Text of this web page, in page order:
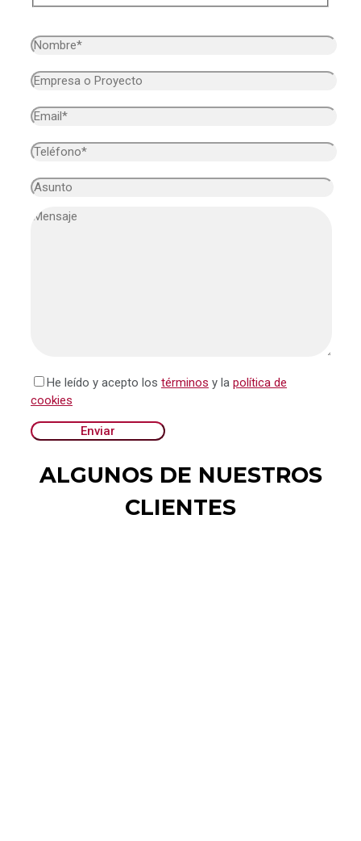
He leído y acepto los términos y la política de
cookies
ALGUNOS DE NUESTROS
CLIENTES